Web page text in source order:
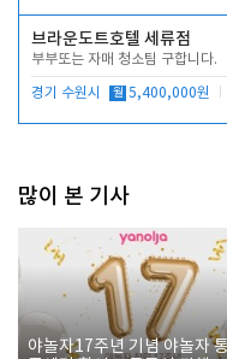
브라운도트호텔 세류점
부부또는 자매 청소팀 구합니다.
경기 수원시 월 5,400,000원
많이 본 기사
야놀자17주년 기념 야놀자